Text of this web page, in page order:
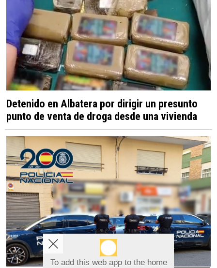
Detenido en Albatera por dirigir un presunto
punto de venta de droga desde una vivienda
To add this web app to the home